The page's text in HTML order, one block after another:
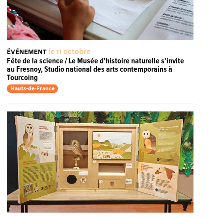
ÉVÉNEMENT le 11 octobre
Fête de la science / Le Musée d'histoire naturelle s'invite
au Fresnoy, Studio national des arts contemporains à
Tourcoing
Hauts-de-France